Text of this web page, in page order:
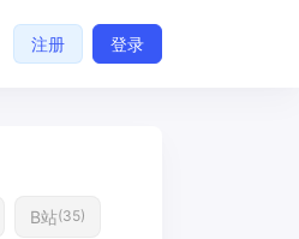
注册 登录
B站(35)